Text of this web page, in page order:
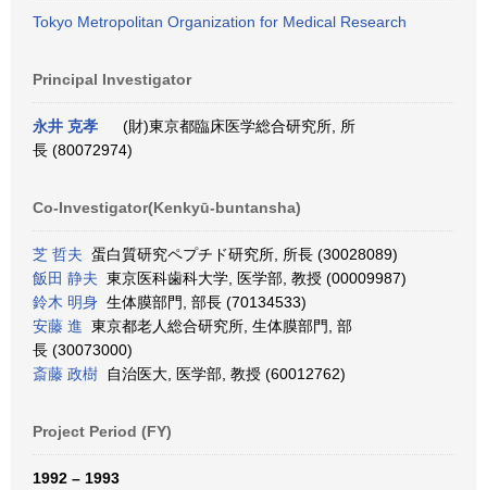
Tokyo Metropolitan Organization for Medical Research
Principal Investigator
永井 克孝
(財)東京都臨床医学総合研究所, 所
長 (80072974)
Co-Investigator(Kenkyū-buntansha)
芝 哲夫 蛋白質研究ペプチド研究所, 所長 (30028089)
飯田 静夫 東京医科歯科大学, 医学部, 教授 (00009987)
鈴木 明身 生体膜部門, 部長 (70134533)
安藤 進 東京都老人総合研究所, 生体膜部門, 部
長 (30073000)
斎藤 政樹 自治医大, 医学部, 教授 (60012762)
Project Period (FY)
1992 – 1993